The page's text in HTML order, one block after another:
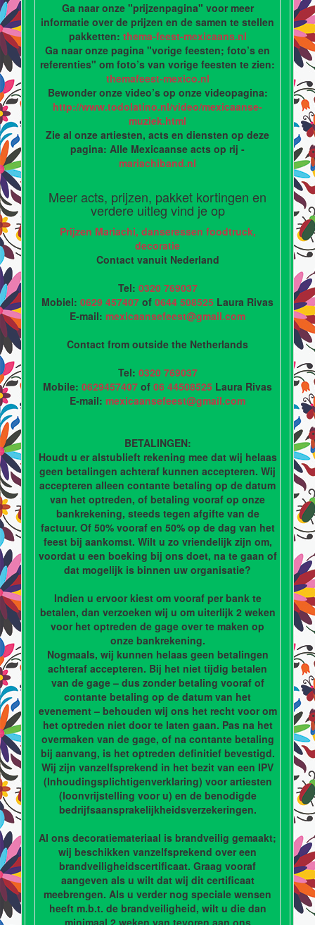
Ga naar onze "prijzenpagina" voor meer
informatie over de prijzen en de samen te stellen
pakketten: thema-feest-mexicaans.nl
Ga naar onze pagina "vorige feesten; foto’s en
referenties" om foto’s van vorige feesten te zien:
themafeest-mexico.nl
Bewonder onze video’s op onze videopagina:
http://www.todolatino.nl/video/mexicaanse-
muziek.html
Zie al onze artiesten, acts en diensten op deze
pagina: Alle Mexicaanse acts op rij -
mariachiband.nl
Meer acts, prijzen, pakket kortingen en
verdere uitleg vind je op
Prijzen Mariachi, danseressen foodtruck,
decoratie
Contact vanuit Nederland
Tel: 0320 769037
Mobiel: 0629 457407 of 0644 508525 Laura Rivas
E-mail: mexicaansefeest@gmail.com
Contact from outside the Netherlands
Tel: 0320 769037
Mobile: 0629457407 of 06 44508525 Laura Rivas
E-mail: mexicaansefeest@gmail.com
BETALINGEN:
Houdt u er alstublieft rekening mee dat wij helaas
geen betalingen achteraf kunnen accepteren. Wij
accepteren alleen contante betaling op de datum
van het optreden, of betaling vooraf op onze
bankrekening, steeds tegen afgifte van de
factuur. Of 50% vooraf en 50% op de dag van het
feest bij aankomst. Wilt u zo vriendelijk zijn om,
voordat u een boeking bij ons doet, na te gaan of
dat mogelijk is binnen uw organisatie?
Indien u ervoor kiest om vooraf per bank te
betalen, dan verzoeken wij u om uiterlijk 2 weken
voor het optreden de gage over te maken op
onze bankrekening.
Nogmaals, wij kunnen helaas geen betalingen
achteraf accepteren. Bij het niet tijdig betalen
van de gage – dus zonder betaling vooraf of
contante betaling op de datum van het
evenement – behouden wij ons het recht voor om
het optreden niet door te laten gaan. Pas na het
overmaken van de gage, of na contante betaling
bij aanvang, is het optreden definitief bevestigd.
Wij zijn vanzelfsprekend in het bezit van een IPV
(Inhoudingsplichtigenverklaring) voor artiesten
(loonvrijstelling voor u) en de benodigde
bedrijfsaansprakelijkheidsverzekeringen.
Al ons decoratiemateriaal is brandveilig gemaakt;
wij beschikken vanzelfsprekend over een
brandveiligheidscertificaat. Graag vooraf
aangeven als u wilt dat wij dit certificaat
meebrengen. Als u verder nog speciale wensen
heeft m.b.t. de brandveiligheid, wilt u die dan